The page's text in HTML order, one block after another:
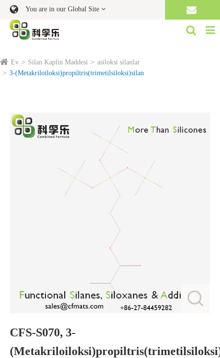
You are in our Global Site
Ev Silan Kaplin Maddesi
asiloksi silanlar
3-(Metakriloiloksi)propiltris(trimetilsiloksi)silan
CFS-S070, 3-